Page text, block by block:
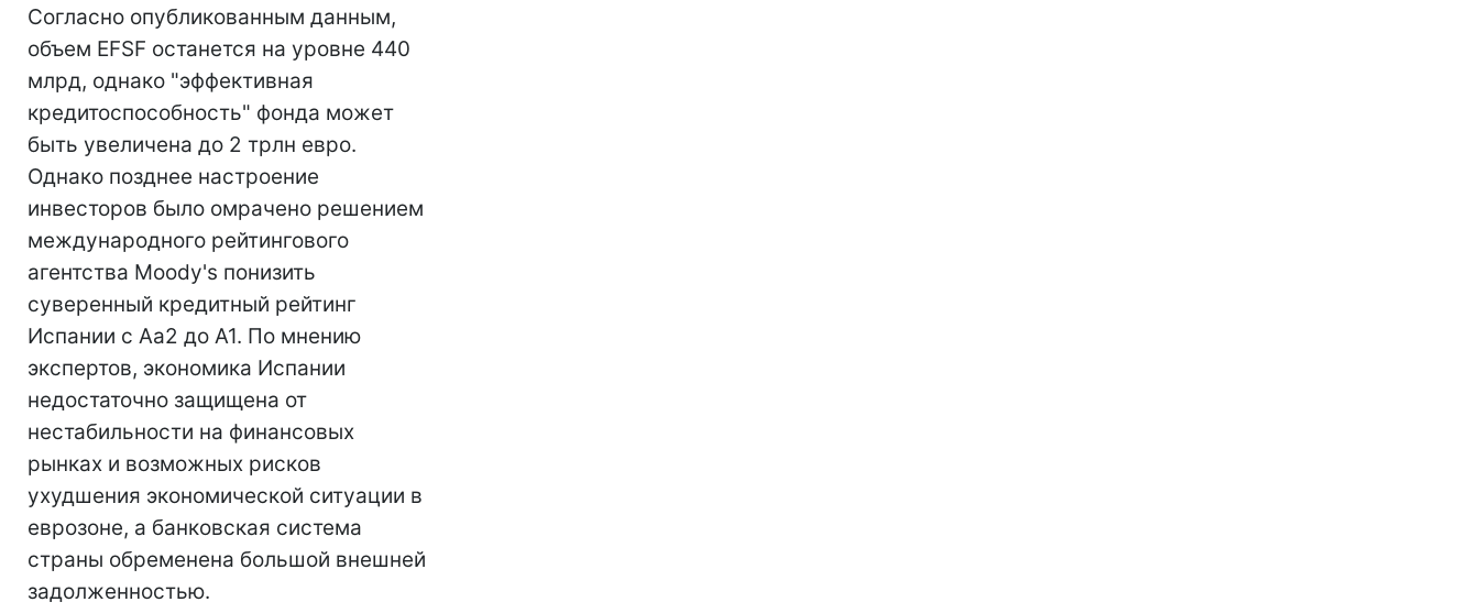
Согласно опубликованным данным,
объем EFSF останется на уровне 440
млрд, однако "эффективная
кредитоспособность" фонда может
быть увеличена до 2 трлн евро.
Однако позднее настроение
инвесторов было омрачено решением
международного рейтингового
агентства Moody's понизить
суверенный кредитный рейтинг
Испании с Aa2 до A1. По мнению
экспертов, экономика Испании
недостаточно защищена от
нестабильности на финансовых
рынках и возможных рисков
ухудшения экономической ситуации в
еврозоне, а банковская система
страны обременена большой внешней
задолженностью.